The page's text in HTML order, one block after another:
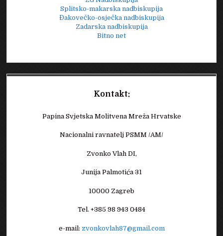
Splitsko-makarska nadbiskupija
Đakovečko-osječka nadbiskupija
Zadarska nadbiskupija
Bitno net
Kontakt:
Papina Svjetska Molitvena Mreža Hrvatske
Nacionalni ravnatelj PSMM /AM/
Zvonko Vlah DI,
Junija Palmotića 31
10000 Zagreb
Tel. +385 98 943 0484
e-mail: zvonkovlah87@gmail.com